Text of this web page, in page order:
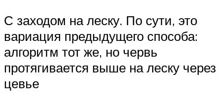
С заходом на леску. По сути, это
вариация предыдущего способа:
алгоритм тот же, но червь
протягивается выше на леску через
цевье